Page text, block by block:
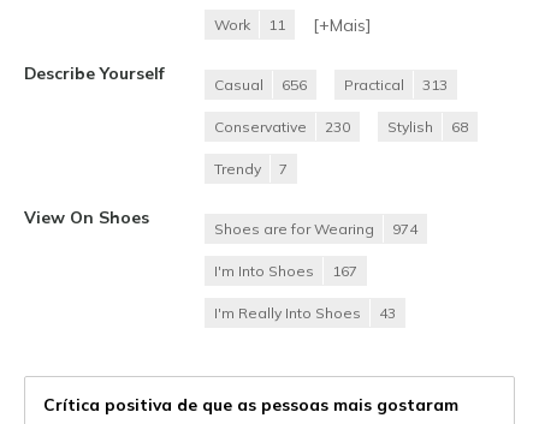
Work 11 [+Mais]
Describe Yourself
Casual 656 Practical 313
Conservative 230 Stylish 68
Trendy 7
View On Shoes
Shoes are for Wearing 974
I'm Into Shoes 167
I'm Really Into Shoes 43
Crítica positiva de que as pessoas mais gostaram